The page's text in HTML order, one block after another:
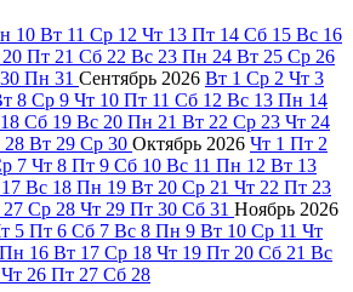
10 Вт 11 Ср 12 Чт 13 Пт 14 Сб 15 Вс 16
20 Пт 21 Сб 22 Вс 23 Пн 24 Вт 25 Ср 26
30 Пн 31 Сентябрь 2026 Вт 1 Ср 2 Чт 3
8 Ср 9 Чт 10 Пт 11 Сб 12 Вс 13 Пн 14
18 Сб 19 Вс 20 Пн 21 Вт 22 Ср 23 Чт 24
28 Вт 29 Ср 30 Октябрь 2026 Чт 1 Пт 2
7 Чт 8 Пт 9 Сб 10 Вс 11 Пн 12 Вт 13
17 Вс 18 Пн 19 Вт 20 Ср 21 Чт 22 Пт 23
27 Ср 28 Чт 29 Пт 30 Сб 31 Ноябрь 2026
5 Пт 6 Сб 7 Вс 8 Пн 9 Вт 10 Ср 11 Чт
Пн 16 Вт 17 Ср 18 Чт 19 Пт 20 Сб 21 Вс
Чт 26 Пт 27 Сб 28